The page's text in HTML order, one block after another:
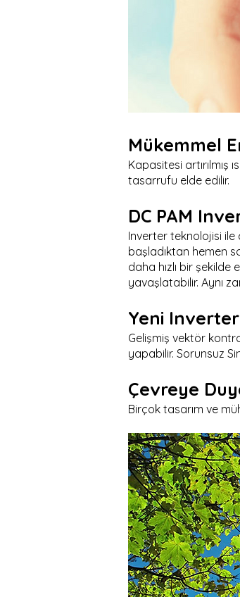
Mükemmel
Kapasitesi artırılmış
tasarrufu elde edilir.
DC PAM
Inverter teknolojisi ile
başladıktan hemen
daha hızlı bir şekilde
yavaşlatabilir. Aynı
Yeni
Gelişmiş vektör
yapabilir. Sorunsuz
Çevreye
Birçok tasarım ve